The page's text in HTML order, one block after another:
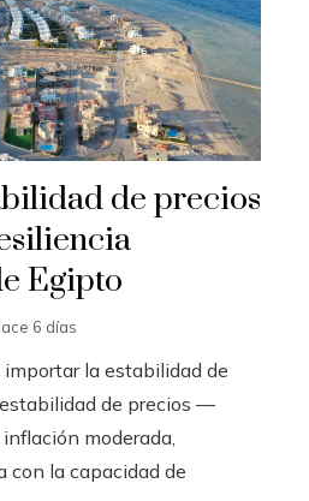
de precios
Egipto
6 días
importar la estabilidad de
de precios —
moderada,
con la capacidad de